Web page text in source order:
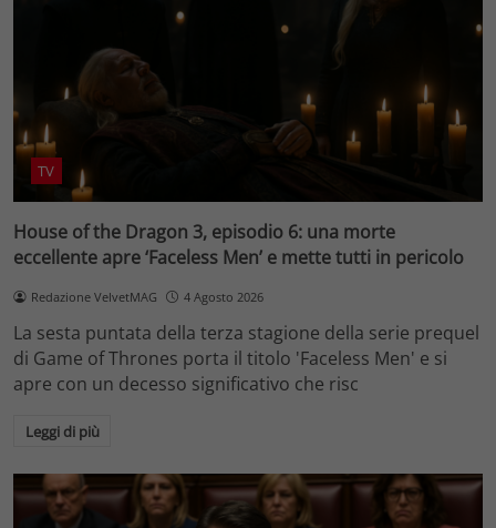
TV
House of the Dragon 3, episodio 6: una morte
eccellente apre ‘Faceless Men’ e mette tutti in pericolo
Redazione VelvetMAG 4 Agosto 2026
La sesta puntata della terza stagione della serie prequel
di Game of Thrones porta il titolo 'Faceless Men' e si
apre con un decesso significativo che risc
Leggi di più